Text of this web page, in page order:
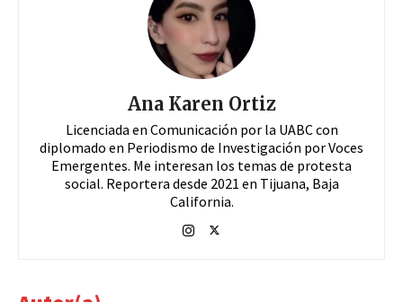
Ana Karen Ortiz
Licenciada en Comunicación por la UABC con
diplomado en Periodismo de Investigación por Voces
Emergentes. Me interesan los temas de protesta
social. Reportera desde 2021 en Tijuana, Baja
California.